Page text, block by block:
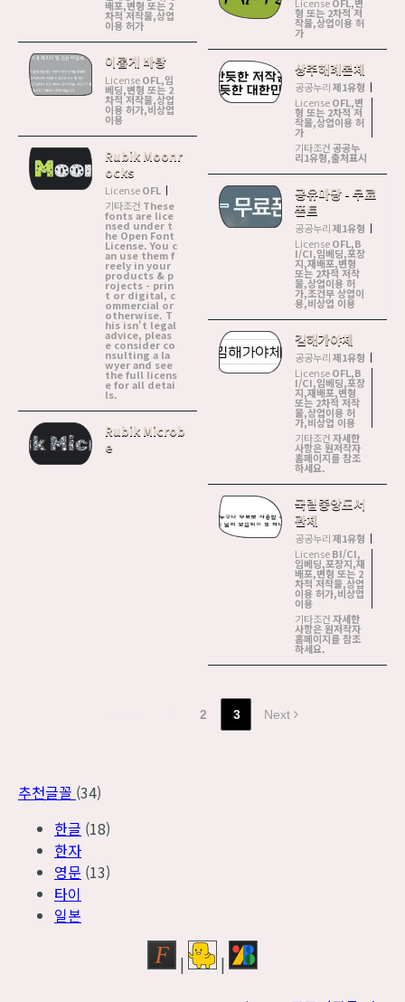
배포,변형 또는 2
차적 저작물,상업
이용 허가
이롭게 바탕
LicenseOFL,임
베딩,변형 또는 2
차적 저작물,상업
이용 허가,비상업
이용
Rubik Moonr
ocks
LicenseOFL
기타조건 These
fonts are lice
nsed under t
he Open Font
License. You c
an use them f
reely in your
products & p
rojects - prin
t or digital, c
ommercial or
otherwise. T
his isn't legal
advice, pleas
e consider co
nsulting a la
wyer and see
the full licens
e for all detai
ls.
Rubik Microb
e
형 또는 2차적 저
작물,상업이용 허
가
상주해례본체
공공누리제1유형
LicenseOFL,변
형 또는 2차적 저
작물,상업이용 허
가
기타조건공공누
리1유형,출처표시
공유마당 - 무료
폰트
공공누리제1유형
LicenseOFL,B
I/CI,임베딩,포장
지,재배포,변형
또는 2차적 저작
물,상업이용 허
가,조건부 상업이
용,비상업 이용
김해가야체
공공누리제1유형
LicenseOFL,B
I/CI,임베딩,포장
지,재배포,변형
또는 2차적 저작
물,상업이용 허
가,비상업 이용
기타조건자세한
사항은 원저작자
홈페이지를 참조
하세요.
국립중앙도서
관체
공공누리제1유형
LicenseBI/CI,
임베딩,포장지,재
배포,변형 또는 2
차적 저작물,상업
이용 허가,비상업
이용
기타조건자세한
사항은 원저작자
홈페이지를 참조
하세요.
2 3 Next
추천글꼴 (34)
한글 (18)
한자
영문 (13)
타이
일본
|
|